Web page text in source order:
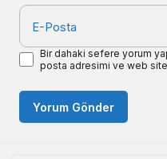
E-Posta
Bir dahaki sefere yorum
posta adresimi ve web
Yorum Gönder